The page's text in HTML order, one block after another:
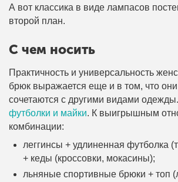
А вот классика в виде лампасов
второй план.
С чем носить
Практичность и универсальность
брюк выражается еще и в том, что
сочетаются с другими видами
футболки и майки. К выигрышным
комбинации:
леггинсы + удлиненная футболка
+ кеды (кроссовки, мокасины);
льняные спортивные брюки + топ